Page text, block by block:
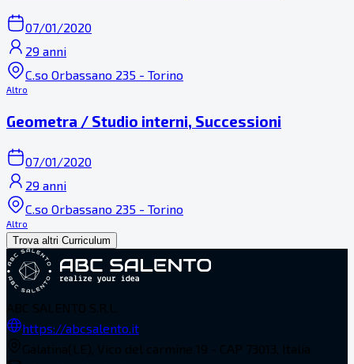
07/01/2020
29 anni
C.so Orbassano 235 - Torino
Altro
Geometra / Studio interni, Successioni
07/01/2020
29 anni
C.so Orbassano 235 - Torino
Altro
Trova altri Curriculum
https://abcsalento.it